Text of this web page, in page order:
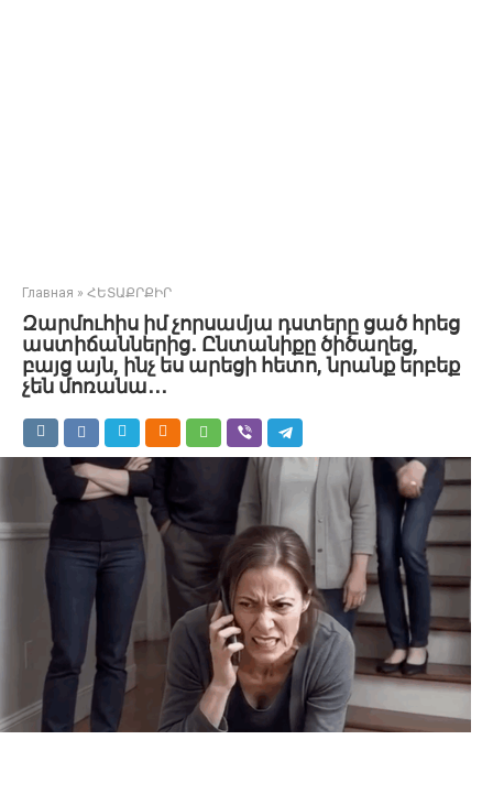
Главная » ՀԵՏԱՔՐՔԻՐ
Զարմուհիս իմ չորսամյա դստերը ցած հրեց
աստիճաններից․ Ընտանիքը ծիծաղեց,
բայց այն, ինչ ես արեցի հետո, նրանք երբեք
չեն մոռանա․․․